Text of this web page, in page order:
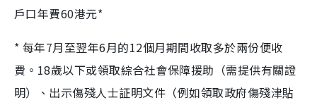
戶口年費60港元*
* 每年7月至翌年6月的12個月期間收取多於兩份便收
費。18歲以下或領取綜合社會保障援助（需提供有關證
明）、出示傷殘人士証明文件（例如領取政府傷殘津貼